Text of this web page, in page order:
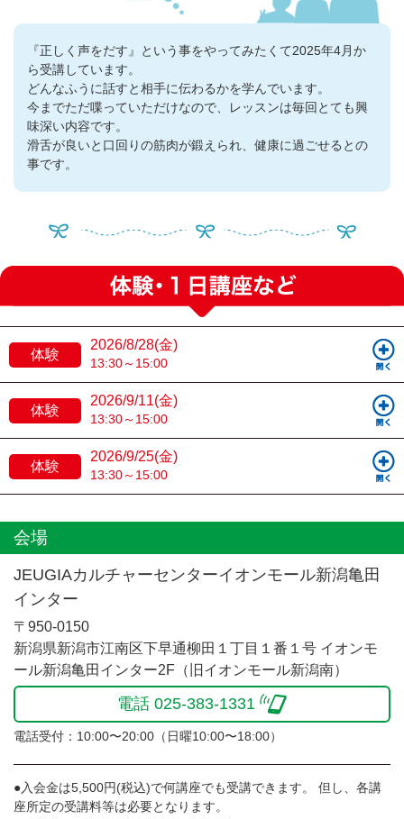
『正しく声をだす』という事をやってみたくて2025年4月か
ら受講しています。
どんなふうに話すと相手に伝わるかを学んでいます。
今までただ喋っていただけなので、レッスンは毎回とても興
味深い内容です。
滑舌が良いと口回りの筋肉が鍛えられ、健康に過ごせるとの
事です。
体験
2026/8/28(金)
13:30～15:00
体験
2026/9/11(金)
13:30～15:00
体験
2026/9/25(金)
13:30～15:00
会場
JEUGIAカルチャーセンターイオンモール新潟亀田
インター
〒950-0150
新潟県新潟市江南区下早通柳田１丁目１番１号 イオンモ
ール新潟亀田インター2F（旧イオンモール新潟南）
電話 025-383-1331
電話受付：10:00〜20:00（日曜10:00〜18:00）
●入会金は5,500円(税込)で何講座でも受講できます。 但し、各講
座所定の受講料等は必要となります。